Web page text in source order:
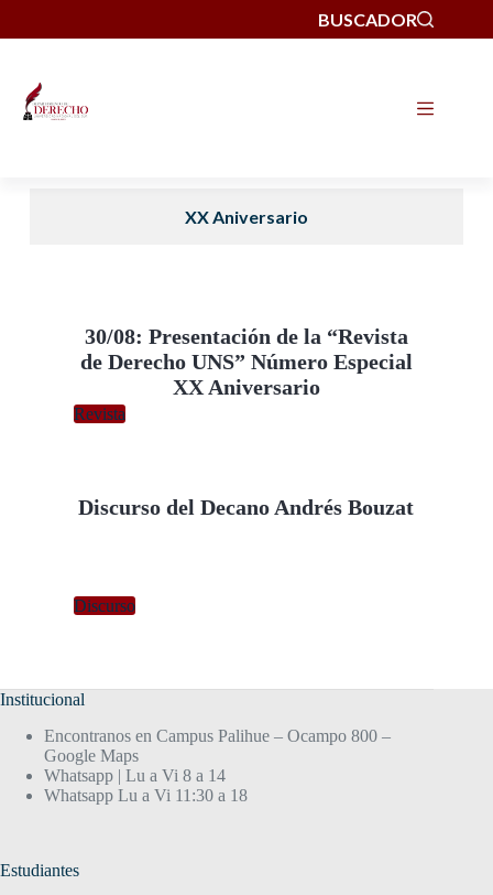
BUSCADOR
XX Aniversario
30/08: Presentación de la “Revista
de Derecho UNS” Número Especial
XX Aniversario
Revista
Discurso del Decano Andrés Bouzat
Discurso
Institucional
Encontranos en Campus Palihue – Ocampo 800 –
Google Maps
Whatsapp | Lu a Vi 8 a 14
Whatsapp Lu a Vi 11:30 a 18
Estudiantes